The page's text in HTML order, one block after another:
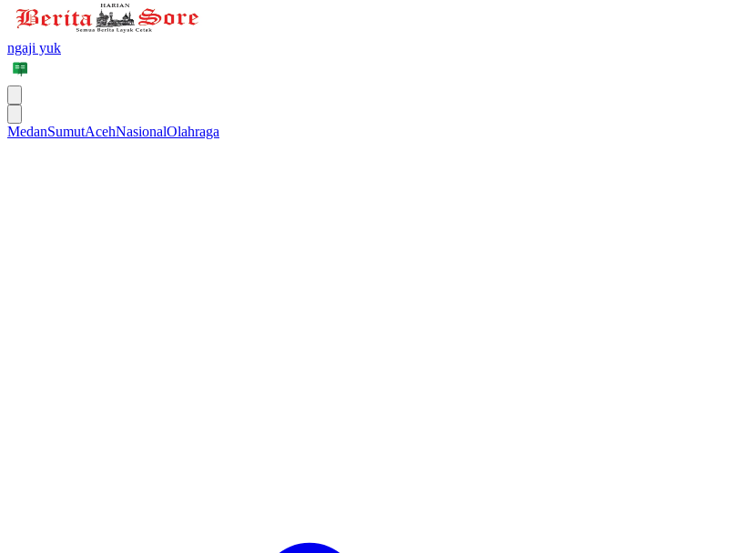
ngaji yuk
MedanSumutAcehNasionalOlahraga